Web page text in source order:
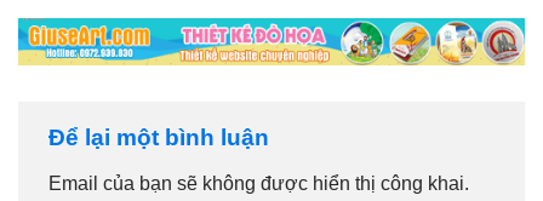
Để lại một bình luận
Email của bạn sẽ không được hiển thị công khai.